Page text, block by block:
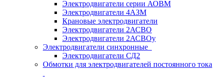
Электродвигатели серии АОВМ
Электродвигатели 4АЗМ
Крановые электродвигатели
Электродвигатели 2АСВО
Электродвигатели 2АСВОу
Электродвигатели синхронные
Электродвигатели СД2
Обмотки для электродвигателей постоянного тока